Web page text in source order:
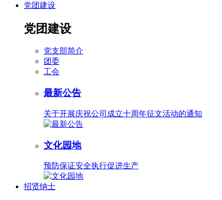
党团建设
党团建设
党支部简介
团委
工会
最新公告
关于开展庆祝公司成立十周年征文活动的通知
文化园地
预防保证安全执行促进生产
招贤纳士